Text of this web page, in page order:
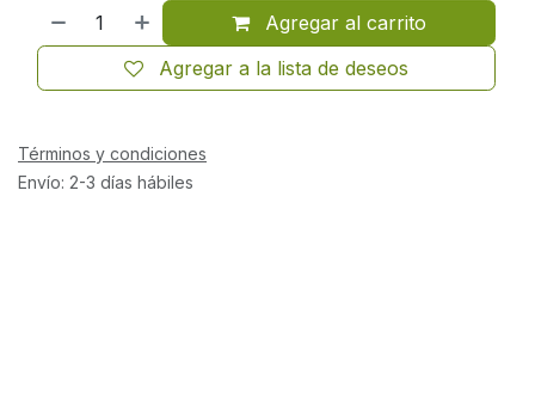
Agregar al carrito
Agregar a la lista de deseos
Términos y condiciones
Envío: 2-3 días hábiles